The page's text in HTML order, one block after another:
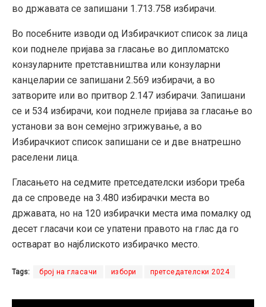
во државата се запишани 1.713.758 избирачи.
Во посебните изводи од Избирачкиот список за лица
кои поднеле пријава за гласање во дипломатско
конзуларните претставништва или конзуларни
канцеларии се запишани 2.569 избирачи, а во
затворите или во притвор 2.147 избирачи. Запишани
се и 534 избирачи, кои поднеле пријава за гласање во
установи за вон семејно згрижување, а во
Избирачкиот список запишани се и две внатрешно
раселени лица.
Гласањето на седмите претседателски избори треба
да се спроведе на 3.480 избирачки места во
државата, но на 120 избирачки места има помалку од
десет гласачи кои се упатени правото на глас да го
остварат во најблиското избирачко место.
Tags: број на гласачи избори претседателски 2024